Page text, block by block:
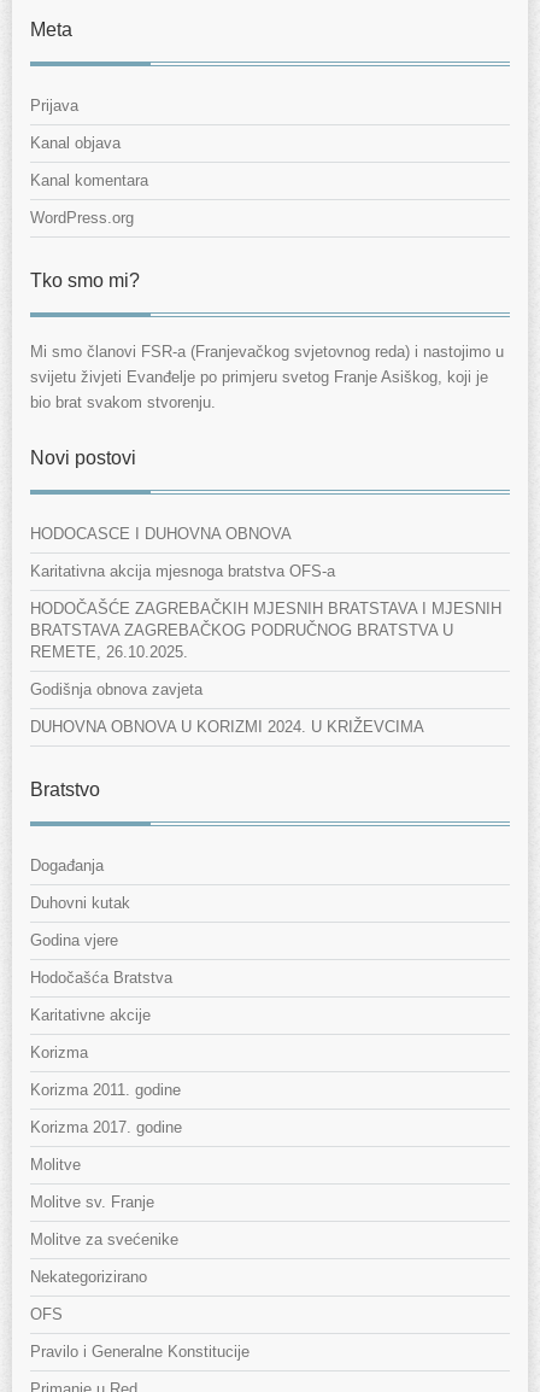
Meta
Prijava
Kanal objava
Kanal komentara
WordPress.org
Tko smo mi?
Mi smo članovi FSR-a (Franjevačkog svjetovnog reda) i nastojimo u
svijetu živjeti Evanđelje po primjeru svetog Franje Asiškog, koji je
bio brat svakom stvorenju.
Novi postovi
HODOCASCE I DUHOVNA OBNOVA
Karitativna akcija mjesnoga bratstva OFS-a
HODOČAŠĆE ZAGREBAČKIH MJESNIH BRATSTAVA I MJESNIH
BRATSTAVA ZAGREBAČKOG PODRUČNOG BRATSTVA U
REMETE, 26.10.2025.
Godišnja obnova zavjeta
DUHOVNA OBNOVA U KORIZMI 2024. U KRIŽEVCIMA
Bratstvo
Događanja
Duhovni kutak
Godina vjere
Hodočašća Bratstva
Karitativne akcije
Korizma
Korizma 2011. godine
Korizma 2017. godine
Molitve
Molitve sv. Franje
Molitve za svećenike
Nekategorizirano
OFS
Pravilo i Generalne Konstitucije